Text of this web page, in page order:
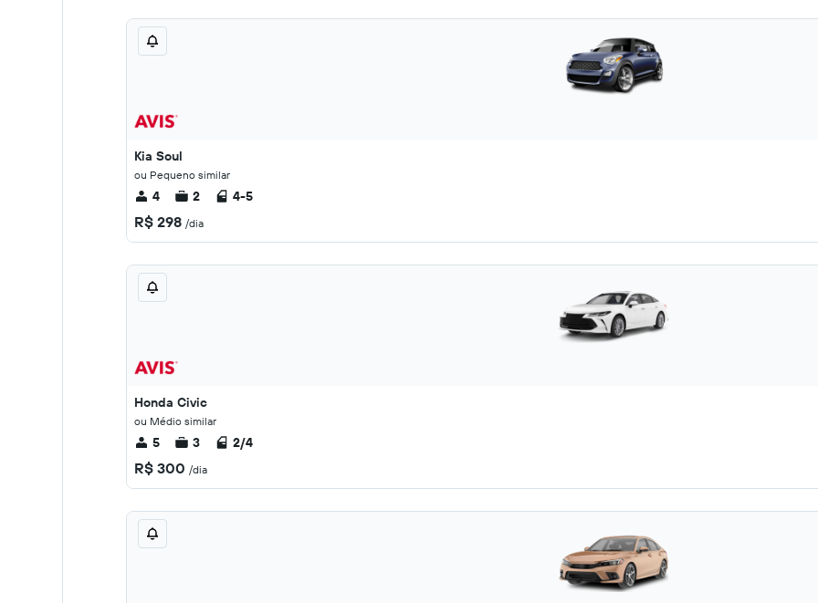
Kia Soul
ou Pequeno similar
4 2 4-5
R$ 298 /dia
Honda Civic
ou Médio similar
5 3 2/4
R$ 300 /dia